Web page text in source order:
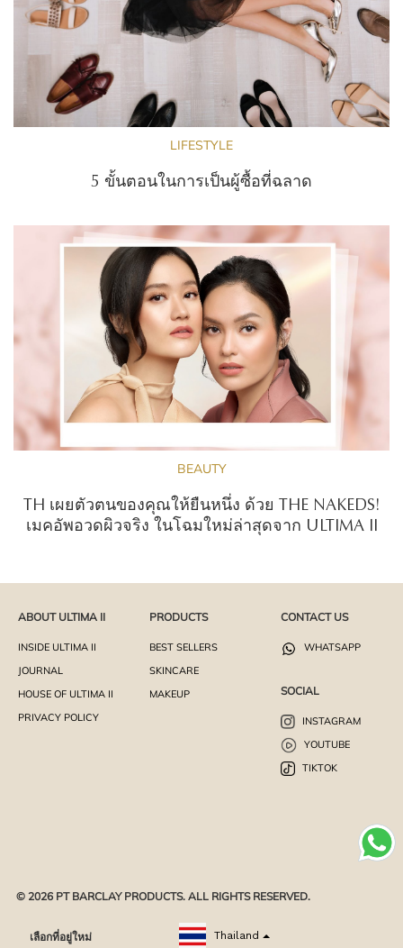
LIFESTYLE
5 ขั้นตอนในการเป็นผู้ซื้อที่ฉลาด
BEAUTY
TH เผยตัวตนของคุณให้ยืนหนึ่ง ด้วย THE NAKEDS!
เมคอัพอวดผิวจริง ในโฉมใหม่ล่าสุดจาก ULTIMA II
ABOUT ULTIMA II
INSIDE ULTIMA II
JOURNAL
HOUSE OF ULTIMA II
PRIVACY POLICY
PRODUCTS
BEST SELLERS
SKINCARE
MAKEUP
CONTACT US
WHATSAPP
SOCIAL
INSTAGRAM
YOUTUBE
TIKTOK
© 2026 PT BARCLAY PRODUCTS. ALL RIGHTS RESERVED.
เลือกที่อยู่ใหม่ Thailand